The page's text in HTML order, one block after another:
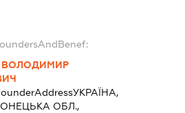
ВОЛОДИМИР
УКРАЇНА,
ОБЛ.,